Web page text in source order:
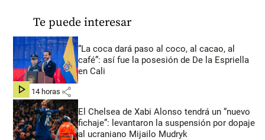
Te puede interesar
“La coca dará paso al coco, al cacao, al
café”: así fue la posesión de De la Espriella
en Cali
hace 14 horas share
El Chelsea de Xabi Alonso tendrá un “nuevo
fichaje”: levantaron la suspensión por dopaje
al ucraniano Mijailo Mudryk